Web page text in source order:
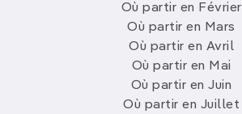
Où partir en Février
Où partir en Mars
Où partir en Avril
Où partir en Mai
Où partir en Juin
Où partir en Juillet